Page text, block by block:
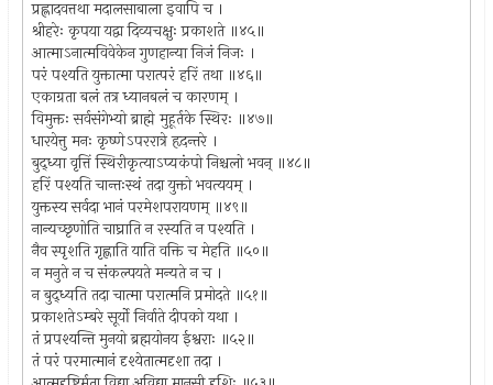
प्रह्लादवत्तथा मदालसाबाला इवापि च ।
श्रीहरेः कृपया यद्वा दिव्यचक्षुः प्रकाशते ॥४५॥
आत्माऽनात्मविवेकेन गुणहान्या निजं निजः ।
परं पश्यति युक्तात्मा परात्परं हरिं तथा ॥४६॥
एकाग्रता बलं तत्र ध्यानबलं च कारणम् ।
विमुक्तः सर्वसंगेभ्यो ब्राह्मे मुहूर्तके स्थिरः ॥४७॥
धारयेत्तु मनः कृष्णेऽपररात्रे हृदन्तरे ।
बुद्ध्या वृत्तिं स्थिरीकृत्याऽप्यकंपो निश्चलो भवन् ॥४८॥
हरिं पश्यति चान्तःस्थं तदा युक्तो भवत्ययम् ।
युक्तस्य सर्वदा भानं परमेशपरायणम् ॥४९॥
नान्यच्छृणोति चाघ्राति न रस्यति न पश्यति ।
नैव स्पृशति गृह्णाति याति वक्ति च मेहति ॥५०॥
न मनुते न च संकल्पयते मन्यते न च ।
न बुद्ध्यति तदा चात्मा परात्मनि प्रमोदते ॥५१॥
प्रकाशतेऽम्बरे सूर्यो निर्वाते दीपको यथा ।
तं प्रपश्यन्ति मुनयो ब्रह्मयोनय ईश्वराः ॥५२॥
तं परं परमात्मानं दृश्येतात्मदृशा तदा ।